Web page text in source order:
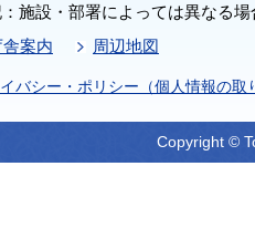
施設・部署によっては異なる
案内
周辺地図
バシー・ポリシー（個人情報の取
Copyright ©